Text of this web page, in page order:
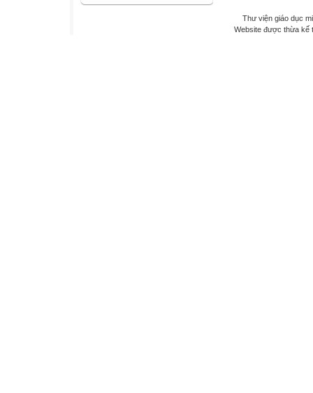
Thư viện giáo dục
Website được thừa kế